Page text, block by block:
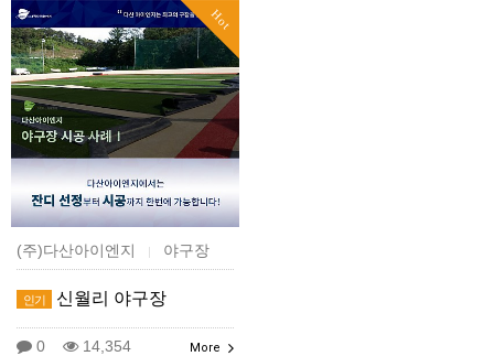
Hot
(주)다산아이엔지 | 야구장
인기 신월리 야구장
0 14,354 More